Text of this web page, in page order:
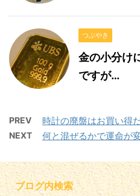
つぶやき
金の小分け
ですが…
PREV 時計の廃盤はお買い得
NEXT 何と混ぜるかで運命が
ブログ内検索